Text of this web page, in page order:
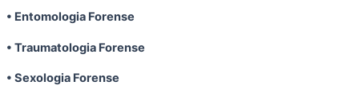
• Entomologia Forense
• Traumatologia Forense
• Sexologia Forense